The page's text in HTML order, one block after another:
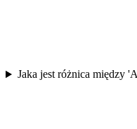
Jaka jest różnica między